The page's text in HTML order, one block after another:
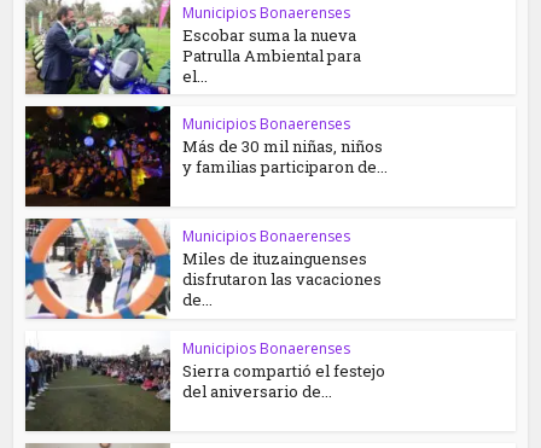
Municipios Bonaerenses
Escobar suma la nueva
Patrulla Ambiental para
el...
Municipios Bonaerenses
Más de 30 mil niñas, niños
y familias participaron de...
Municipios Bonaerenses
Miles de ituzainguenses
disfrutaron las vacaciones
de...
Municipios Bonaerenses
Sierra compartió el festejo
del aniversario de...